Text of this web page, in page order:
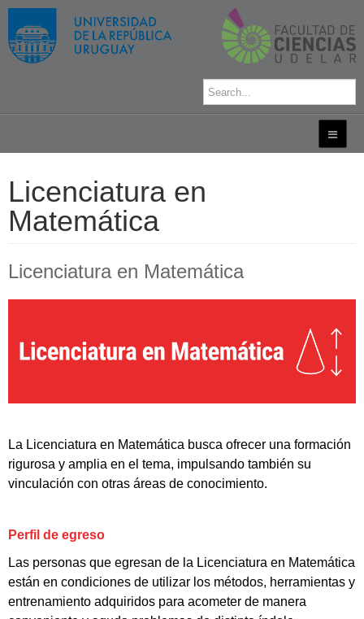
Licenciatura en
Matemática
Licenciatura en Matemática
La Licenciatura en Matemática busca ofrecer una formación
rigurosa y amplia en el tema, impulsando también su
vinculación con otras áreas de conocimiento.
Perfil de egreso
Las personas que egresan de la Licenciatura en Matemática
están en condiciones de utilizar los métodos, herramientas y
entrenamiento adquiridos para acometer de manera